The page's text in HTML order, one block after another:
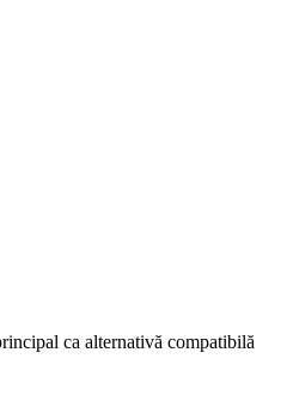
ca alternativă compatibilă